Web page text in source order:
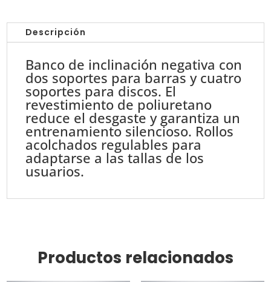
Press
Declinado
Olympic
Bench
E7041
cantidad
Descripción
Banco de inclinación negativa con
dos soportes para barras y cuatro
soportes para discos. El
revestimiento de poliuretano
reduce el desgaste y garantiza un
entrenamiento silencioso. Rollos
acolchados regulables para
adaptarse a las tallas de los
usuarios.
Productos relacionados